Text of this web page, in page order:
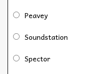
Peavey
Soundstation
Spector